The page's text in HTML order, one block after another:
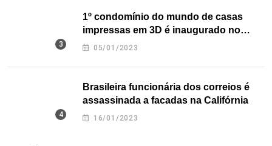
1º condomínio do mundo de casas
impressas em 3D é inaugurado no
Texas
05/01/2023
Brasileira funcionária dos correios é
assassinada a facadas na Califórnia
16/01/2023